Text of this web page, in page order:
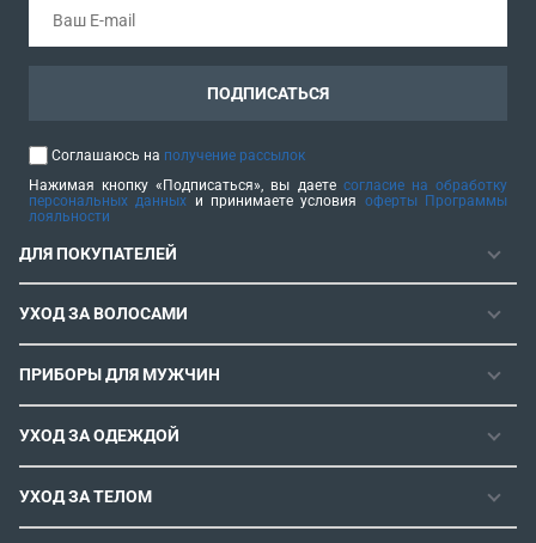
ДЛЯ ПОКУПАТЕЛЕЙ
ГАРАНТИЯ
РЕМОНТОПРИГОДНОСТЬ
ИНСТРУКЦИИ И FAQ
КОНТАКТЫ И РЕКВИЗИТЫ
СПОСОБЫ ОПЛАТЫ
УСЛОВИЯ ДОСТАВКИ
УХОД ЗА ВОЛОСАМИ
ФЕНЫ
ФЕН-ЩЕТКИ
СТАЙЛЕРЫ
ВОССТАНОВЛЕНИЕ ВОЛОС
ПРИБОРЫ ДЛЯ МУЖЧИН
МАШИНКИ ДЛЯ СТРИЖКИ
ТРИММЕРЫ
УХОД ЗА ОДЕЖДОЙ
ПАРОГЕНЕРАТОРЫ
УТЮГИ
УХОД ЗА ТЕЛОМ
ЭПИЛЯТОРЫ
ПОДПИСАТЬСЯ
Соглашаюсь на получение рассылок
Нажимая кнопку «Подписаться», вы даете согласие на обработку
персональных данных и принимаете условия оферты Программы
лояльности